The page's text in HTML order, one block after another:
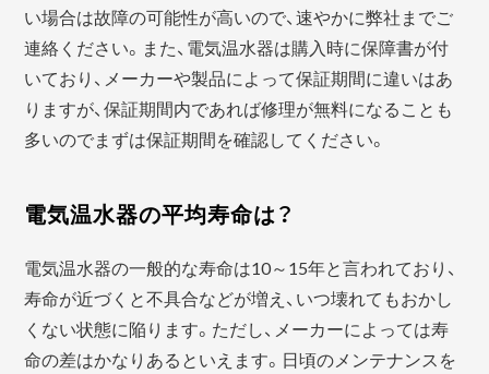
い場合は故障の可能性が高いので、速やかに弊社までご
連絡ください。また、電気温水器は購入時に保障書が付
いており、メーカーや製品によって保証期間に違いはあ
りますが、保証期間内であれば修理が無料になることも
多いのでまずは保証期間を確認してください。
電気温水器の平均寿命は？
電気温水器の一般的な寿命は10～15年と言われており、
寿命が近づくと不具合などが増え、いつ壊れてもおかし
くない状態に陥ります。ただし、メーカーによっては寿
命の差はかなりあるといえます。日頃のメンテナンスを